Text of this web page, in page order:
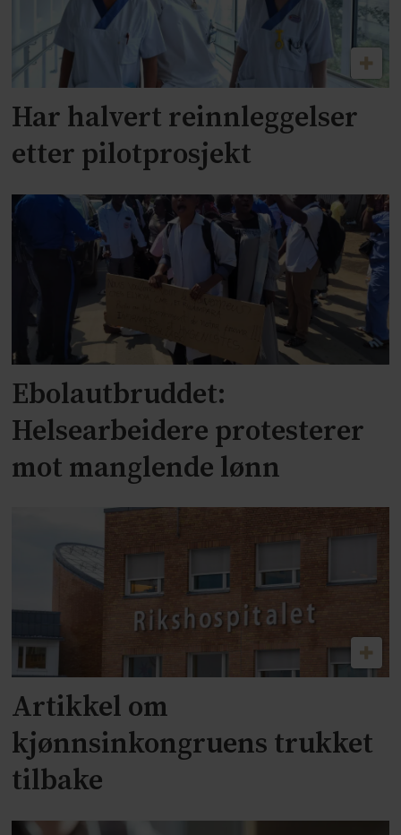
Har halvert reinnleggelser
etter pilotprosjekt
Ebolautbruddet:
Helsearbeidere protesterer
mot manglende lønn
Artikkel om
kjønnsinkongruens trukket
tilbake